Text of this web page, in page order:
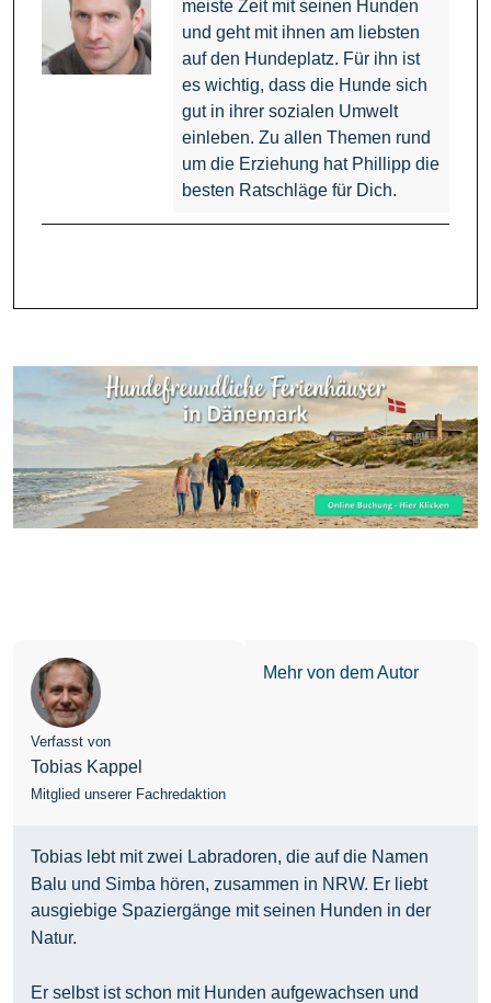
meiste Zeit mit seinen Hunden
und geht mit ihnen am liebsten
auf den Hundeplatz. Für ihn ist
es wichtig, dass die Hunde sich
gut in ihrer sozialen Umwelt
einleben. Zu allen Themen rund
um die Erziehung hat Phillipp die
besten Ratschläge für Dich.
Verfasst von
Tobias Kappel
Mitglied unserer Fachredaktion
Mehr von dem Autor
Tobias lebt mit zwei Labradoren, die auf die Namen
Balu und Simba hören, zusammen in NRW. Er liebt
ausgiebige Spaziergänge mit seinen Hunden in der
Natur.
Er selbst ist schon mit Hunden aufgewachsen und